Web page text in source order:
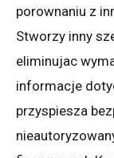
porownaniu z
Stworzy inny
eliminujac
informacje
przyspiesza